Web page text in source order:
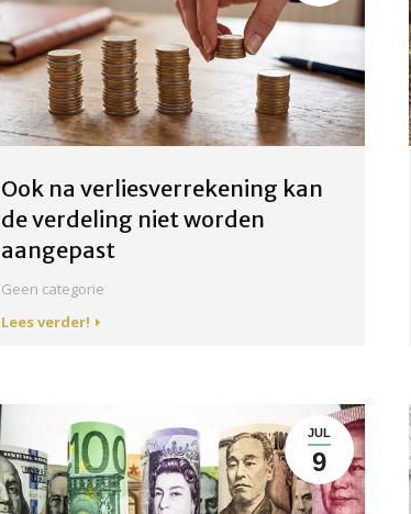
Ook na verliesverrekening kan
de verdeling niet worden
aangepast
Geen categorie
Lees verder!
JUL
9